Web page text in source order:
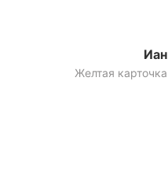
Иан
Желтая карточка